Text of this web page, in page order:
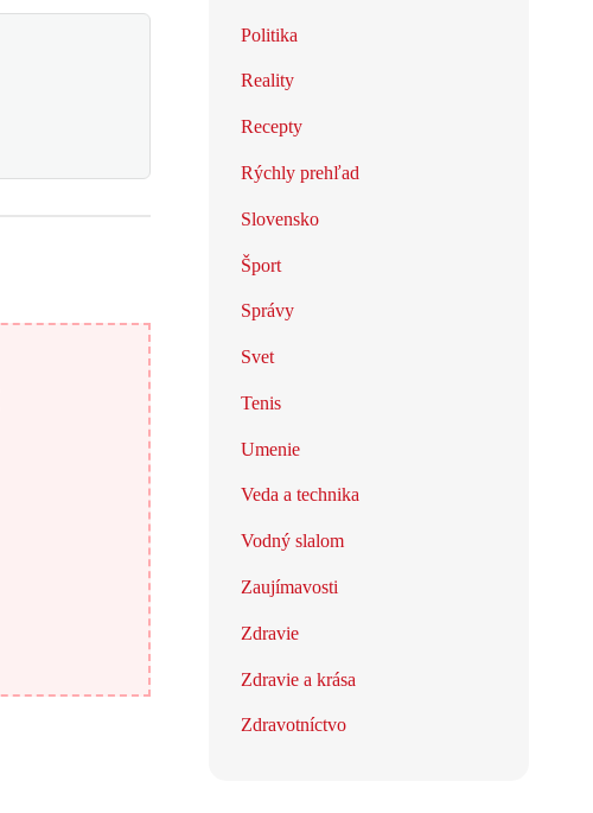
Politika
Reality
Recepty
Rýchly prehľad
Slovensko
Šport
Správy
Svet
Tenis
Umenie
Veda a technika
Vodný slalom
Zaujímavosti
Zdravie
Zdravie a krása
Zdravotníctvo